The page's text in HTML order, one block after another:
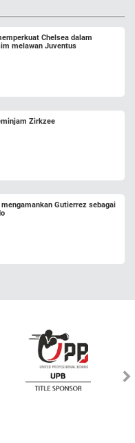
Chelsea dalam
melawan Juventus
Zirkzee
Gutierrez sebagai